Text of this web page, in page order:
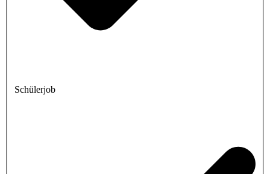
Schülerjob